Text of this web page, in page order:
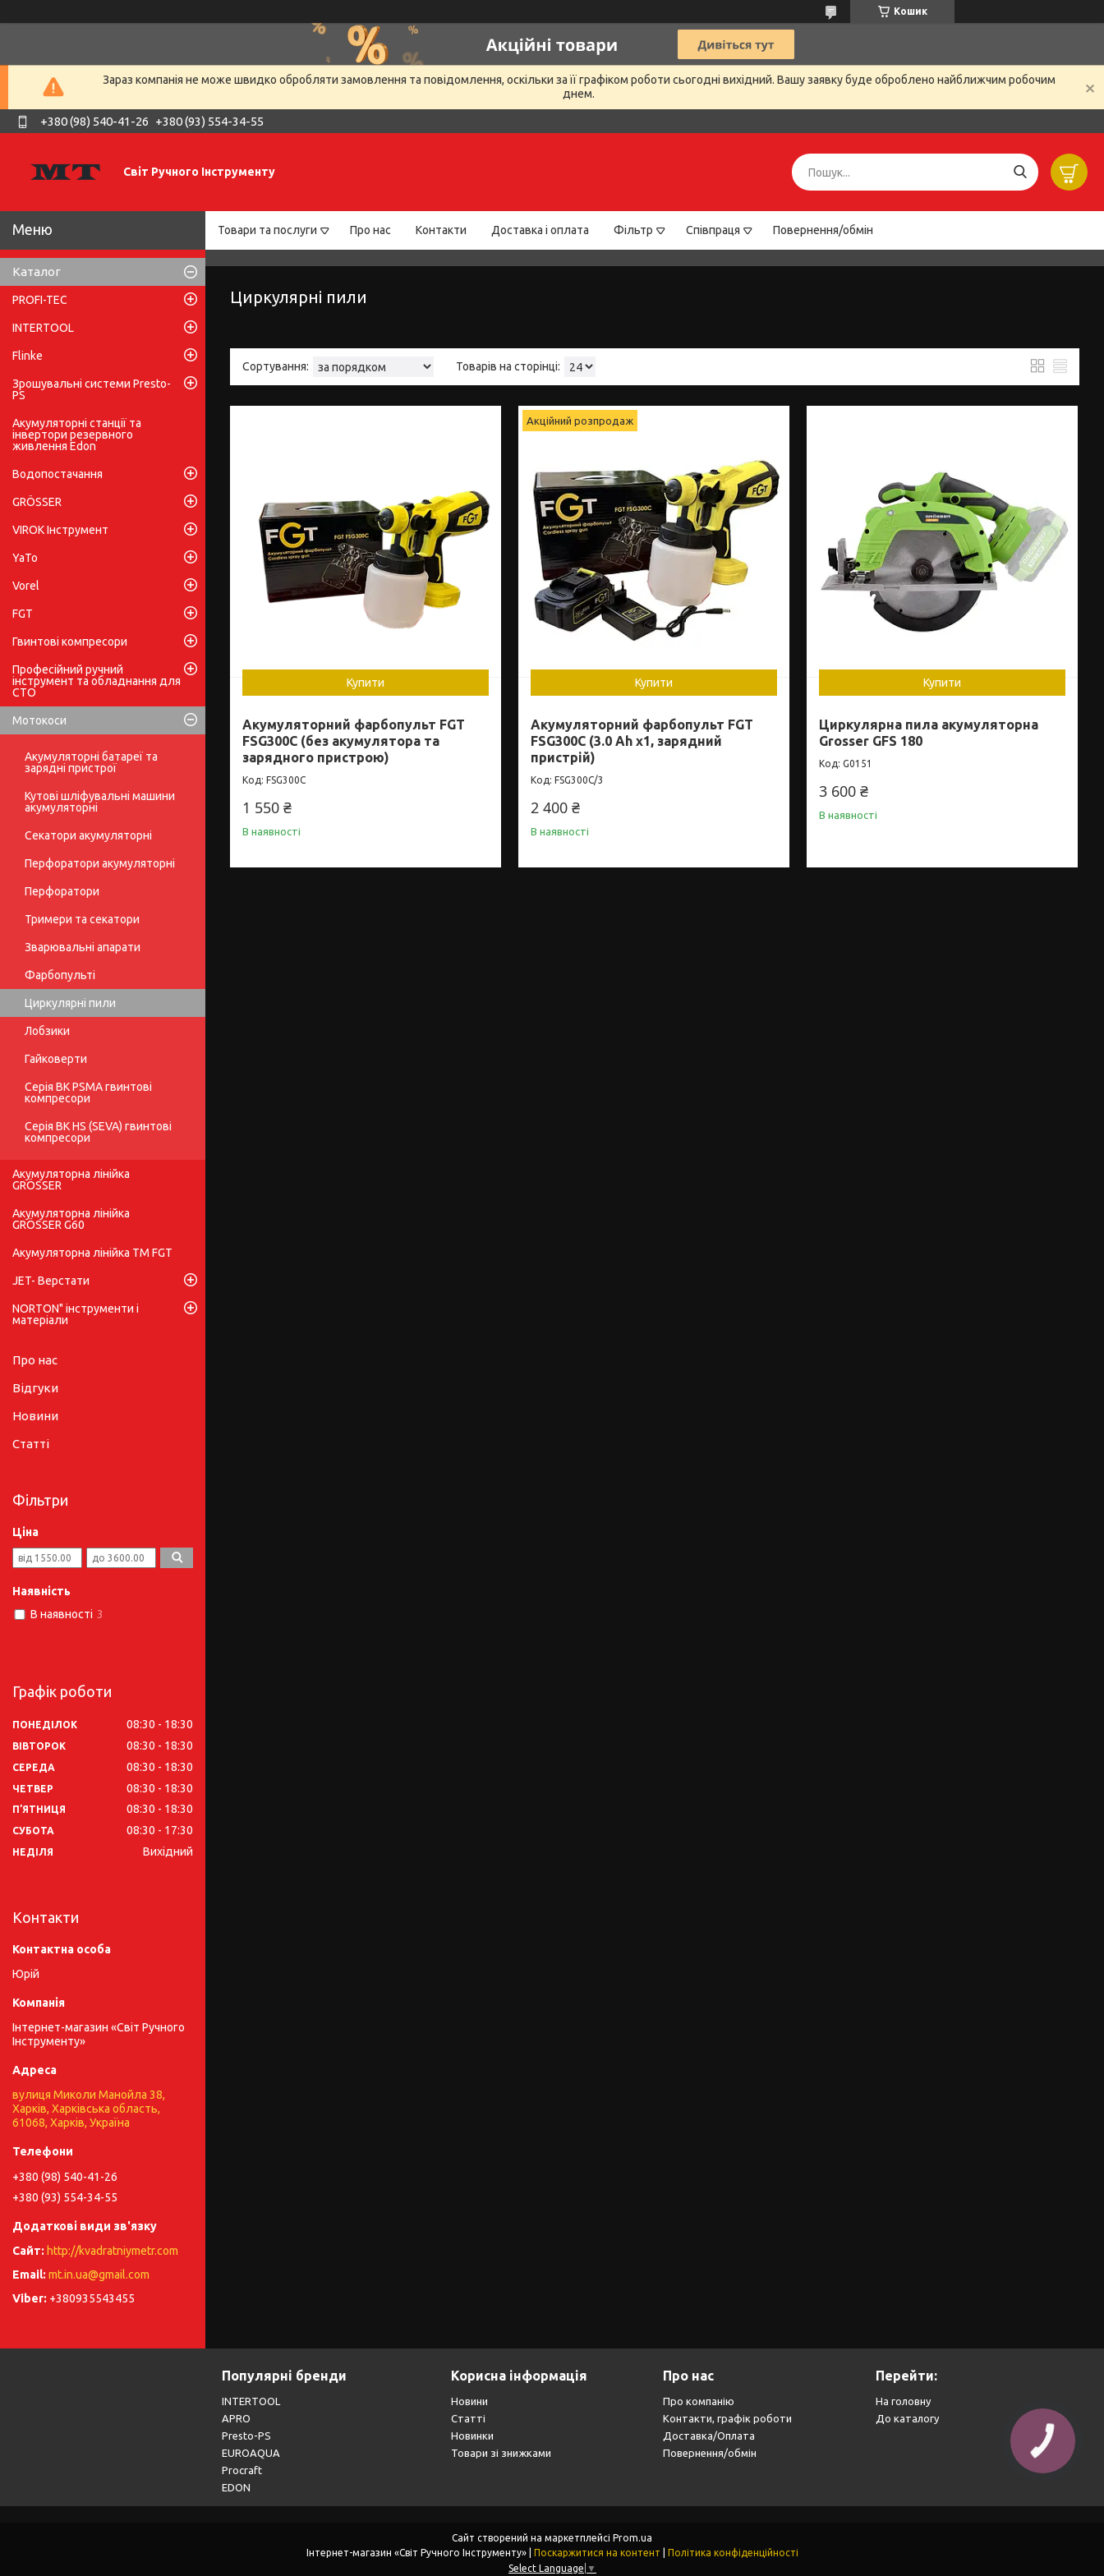
Кошик
Зараз компанія не може швидко обробляти замовлення та повідомлення, оскільки за її графіком роботи сьогодні вихідний. Вашу заявку буде оброблено найближчим робочим
днем.
+380 (98) 540-41-26 +380 (93) 554-34-55
Світ Ручного Інструменту
Товари та послуги Про нас Контакти Доставка і оплата Фільтр Співпраця Повернення/обмін
Циркулярні пили
Купити
Акумуляторний фарбопульт FGT
FSG300C (без акумулятора та
зарядного пристрою)
FSG300C
1 550 ₴
В наявності
Акційний розпродаж
Купити
Акумуляторний фарбопульт FGT
FSG300C (3.0 Ah x1, зарядний
пристрій)
FSG300C/3
2 400 ₴
В наявності
Купити
Циркулярна пила акумуляторна
Grosser GFS 180
G0151
3 600 ₴
В наявності
Каталог
PROFI-TEC
INTERTOOL
Flinke
Зрошувальні системи Presto-
PS
Акумуляторні станції та
інвертори резервного
живлення Edon
Водопостачання
GRÖSSER
VIROK Інструмент
YaTo
Vorel
FGT
Гвинтові компресори
Професійний ручний
інструмент та обладнання для
СТО
Мотокоси
Акумуляторні батареї та
зарядні пристрої
Кутові шліфувальні машини
акумуляторні
Секатори акумуляторні
Перфоратори акумуляторні
Перфоратори
Тримери та секатори
Зварювальні апарати
Фарбопульті
Циркулярні пили
Лобзики
Гайковерти
Серія BK PSMA гвинтові
компресори
Серія BK HS (SEVA) гвинтові
компресори
Акумуляторна лінійка
GRÖSSER
Акумуляторна лінійка
GRÖSSER G60
Акумуляторна лінійка ТМ FGT
JET- Верстати
NORTON" інструменти і
матеріали
Про нас
Відгуки
Новини
Статті
Фільтри
Ціна
Наявність
В наявності 3
Графік роботи
ПОНЕДІЛОК 08:30 18:30
ВІВТОРОК 08:30 18:30
СЕРЕДА 08:30 18:30
ЧЕТВЕР 08:30 18:30
ПʼЯТНИЦЯ 08:30 18:30
СУБОТА 08:30 17:30
НЕДІЛЯ Вихідний
Контакти
Юрій
Інтернет-магазин «Світ Ручного
Інструменту»
вулиця Миколи Манойла 38,
Харків, Харківська область,
61068, Харків, Україна
+380 (98) 540-41-26
+380 (93) 554-34-55
http://kvadratniymetr.com
mt.in.ua@gmail.com
+380935543455
Популярні бренди
INTERTOOL
APRO
Presto-PS
EUROAQUA
Procraft
EDON
Корисна інформація
Новини
Статті
Новинки
Товари зі знижками
Про нас
Про компанію
Контакти, графік роботи
Доставка/Оплата
Повернення/обмін
Перейти:
На головну
До каталогу
Сайт створений на маркетплейсі Prom.ua
Поскаржитися на контент
Політика конфіденційності
Select Language ▼